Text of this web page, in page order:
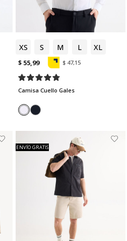
XS S M L XL
$ 55,99 $ 47,15
Camisa Cuello Gales
ENVÍO GRATIS